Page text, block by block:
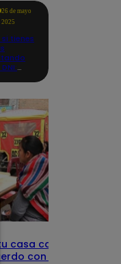
26 de mayo
2025
si tienes
casa califica
con el Sisfoh